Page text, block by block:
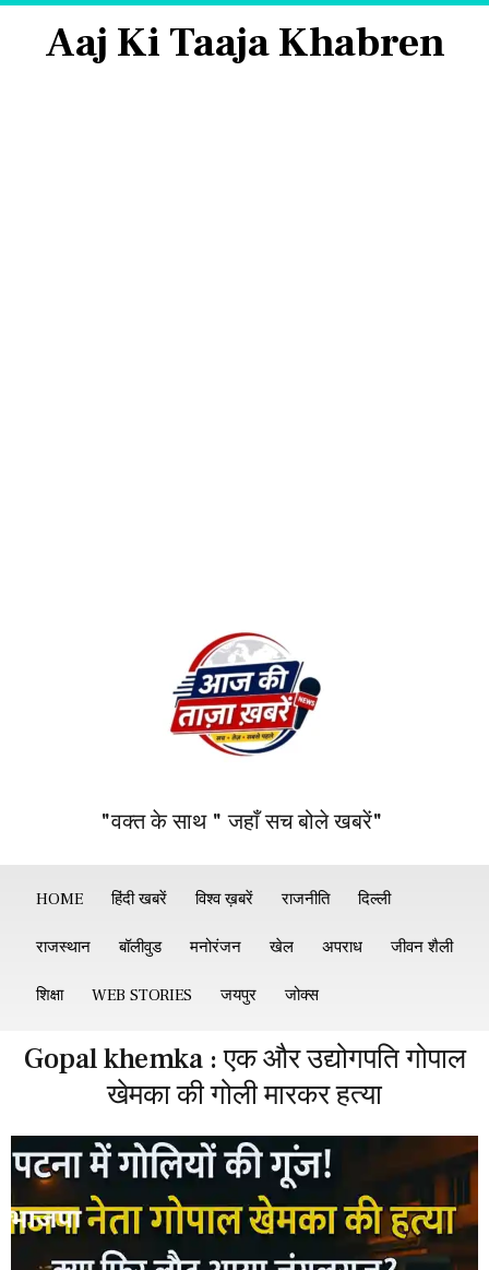
Aaj Ki Taaja Khabren
"वक्त के साथ " जहाँ सच बोले खबरें"
HOME हिंदी खबरें विश्व ख़बरें राजनीति दिल्ली
राजस्थान बॉलीवुड मनोरंजन खेल अपराध जीवन शैली
शिक्षा WEB STORIES जयपुर जोक्स
Gopal khemka : एक और उद्योगपति गोपाल
खेमका की गोली मारकर हत्या